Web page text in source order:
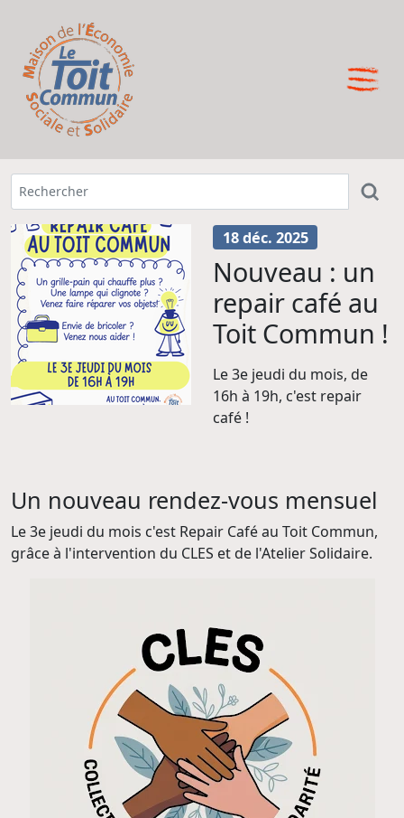
18 déc. 2025
Nouveau : un
repair café au
Toit Commun !
Le 3e jeudi du mois, de
16h à 19h, c'est repair
café !
Un nouveau rendez-vous mensuel
Le 3e jeudi du mois c'est Repair Café au Toit Commun,
grâce à l'intervention du CLES et de l'Atelier Solidaire.